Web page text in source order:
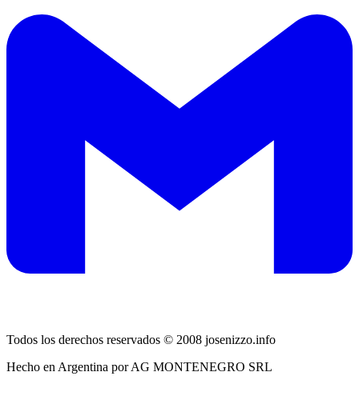
Todos los derechos reservados © 2008 josenizzo.info
Hecho en Argentina por AG MONTENEGRO SRL